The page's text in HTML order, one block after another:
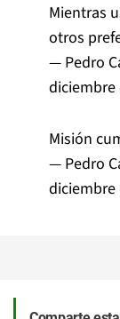
Mientras
otros
— Pedro
diciembre
Misión
— Pedro
diciembre